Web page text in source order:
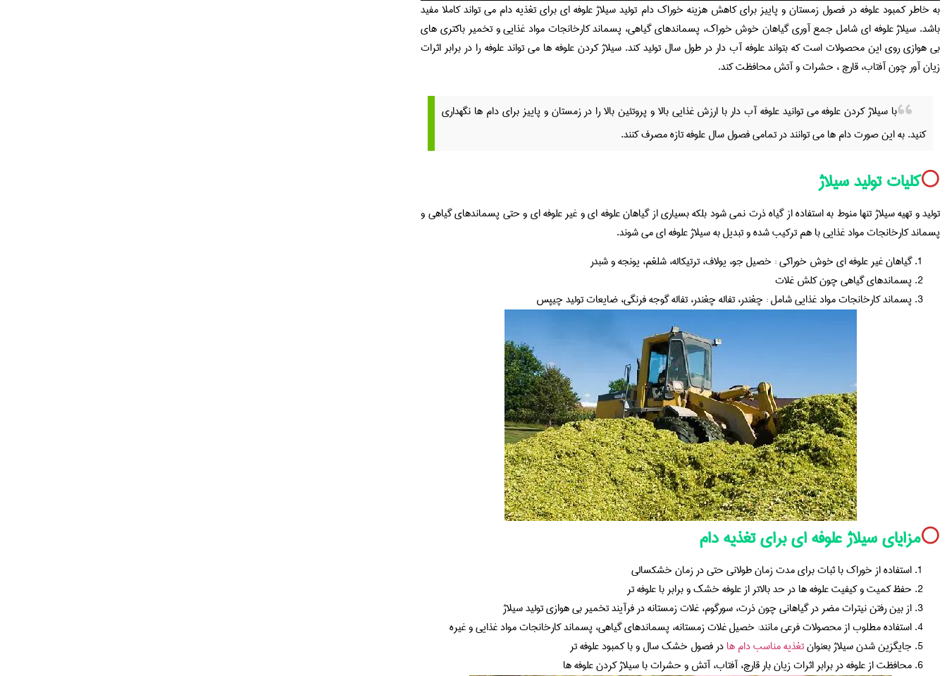
به خاطر کمبود علوفه در فصول زمستان و پاییز برای کاهش هزینه خوراک دام تولید سیلاژ علوفه ای برای تغذیه دام می تواند کاملا مفید
باشد. سیلاژ علوفه ای شامل جمع آوری گیاهان خوش خوراک، پسماندهای گیاهی، پسماند کارخانجات مواد غذایی و تخمیر باکتری های
بی هوازی روی این محصولات است که بتواند علوفه آب دار در طول سال تولید کند. سیلاژ کردن علوفه ها می تواند علوفه را در برابر اثرات
زیان آور چون آفتاب، قارچ ، حشرات و آتش محافظت کند.
با سیلاژ کردن علوفه می توانید علوفه آب دار با ارزش غذایی بالا و پروتئین بالا را در زمستان و پاییز برای دام ها نگهداری
کنید. به این صورت دام ها می توانند در تمامی فصول سال علوفه تازه مصرف کنند.
⚪️کلیات تولید سیلاژ
تولید و تهیه سیلاژ تنها منوط به استفاده از گیاه ذرت نمی شود بلکه بسیاری از گیاهان علوفه ای و غیر علوفه ای و حتی پسماندهای گیاهی و
پسماند کارخانجات مواد غذایی با هم ترکیب شده و تبدیل به سیلاژ علوفه ای می شوند.
گیاهان غیر علوفه ای خوش خوراکی : خصیل جو، یولاف، ترتیکاله، شلغم، یونجه و شبدر
پسماندهای گیاهی چون کلش غلات
پسماند کارخانجات مواد غذایی شامل : چغندر، تفاله چغندر، تفاله گوجه فرنگی، ضایعات تولید چیپس
⚪️مزایای سیلاژ علوفه ای برای تغذیه دام
استفاده از خوراک با ثبات برای مدت زمان طولانی حتی در زمان خشکسالی
حفظ کمیت و کیفیت علوفه ها در حد بالاتر از علوفه خشک و برابر با علوفه تر
از بین رفتن نیترات مضر در گیاهانی چون ذرت، سورگوم، غلات زمستانه در فرآیند تخمیر بی هوازی تولید سیلاژ
استفاده مطلوب از محصولات فرعی مانند: خصیل غلات زمستانه، پسماندهای گیاهی، پسماند کارخانجات مواد غذایی و غیره
جایگزین شدن سیلاژ بعنوانتغذیه مناسب دام هادر فصول خشک سال و با کمبود علوفه تر
محافظت از علوفه در برابر اثرات زیان بار قارچ، آفتاب، آتش و حشرات با سیلاژ کردن علوفه ها